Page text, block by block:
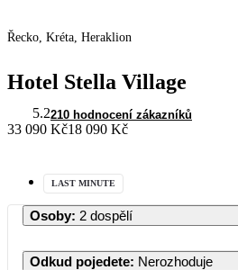
Řecko, Kréta, Heraklion
Hotel Stella Village
5.2210 hodnocení zákazníků
33 090 Kč18 090 Kč
LAST MINUTE
Osoby: 2 dospělí
Odkud pojedete: Nerozhoduje